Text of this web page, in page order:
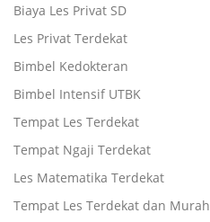
Biaya Les Privat SD
Les Privat Terdekat
Bimbel Kedokteran
Bimbel Intensif UTBK
Tempat Les Terdekat
Tempat Ngaji Terdekat
Les Matematika Terdekat
Tempat Les Terdekat dan Murah